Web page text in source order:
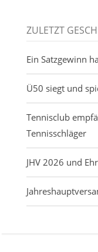
ZULETZT
Ein Satzgewinn
Ü50 siegt und
Tennisclub
Tennisschläger
JHV 2026 und